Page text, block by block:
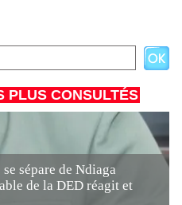
PLUS CONSULTÉS
sépare de Ndiaga
de la DED réagit et